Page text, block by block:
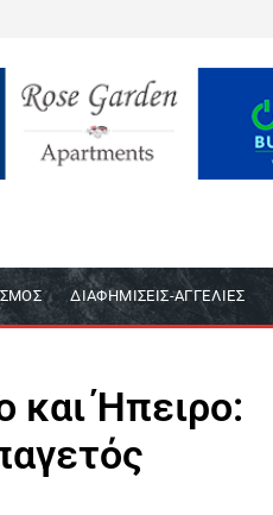
ΔΙΑΦΗΜΊΣΕΙΣ-ΑΓΓΕΛΊΕΣ
και Ήπειρο: